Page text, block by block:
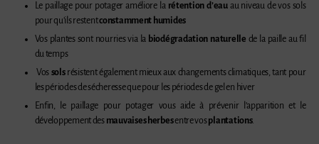
Le paillage pour potager améliore larétention d’eauau niveau de vos sols
pour qu’ils restentconstamment humides
Vos plantes sont nourries via la biodégradation naturelle de la paille au fil
du temps
Vos sols résistent également mieux aux changements climatiques,tant pour
les périodes de sécheresse que pour les périodes de gel en hiver
Enfin, le paillage pour potager vous aide à prévenir l’apparition et le
développement des mauvaises herbesentre vosplantations.